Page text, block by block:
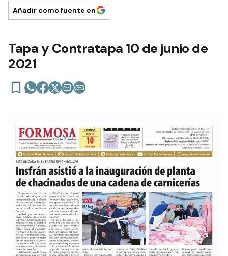
Añadir como fuente en
Tapa y Contratapa 10 de junio de
2021